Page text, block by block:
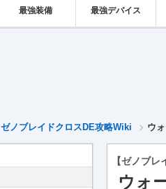
最強装備 最強デバイス
ゼノブレイドクロスDE攻略Wiki ウ
【ゼノブレ
ウォ